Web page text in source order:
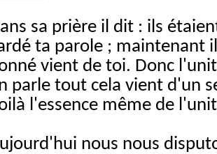
sa prière il dit : ils
ta parole ; maintenant
vient de toi. Donc
parle tout cela vient d'un
l'essence même de
nous nous